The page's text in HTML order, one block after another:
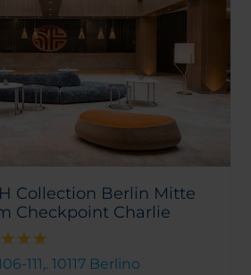
Collection Berlin Mitte
Checkpoint Charlie
111,. 10117 Berlino